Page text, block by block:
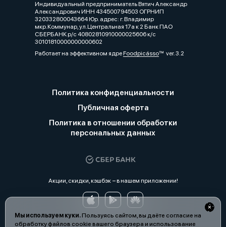
Мы используем куки.Пользуясь сайтом, вы даёте согласие на
обработку файлов cookie вашего браузера и использование
Индивидуальный предприниматель Вятич Александр
Александрович ИНН 434500794503 ОГРНИП
320332800043664 Юр. адрес: г. Владимир
мкр.Коммунар, ул.Центральная 17а к 2 Банк ПАО
СБЕРБАНК р/с 40802810910000025606 к/с
30101810000000000602
Работает на эффективном ядреFoodpicássover. 3.2
Политика конфиденциальности
Публичная оферта
Политика в отношении обработки
персональных данных
Акции, скидки, кэшбэк − в нашем приложении!